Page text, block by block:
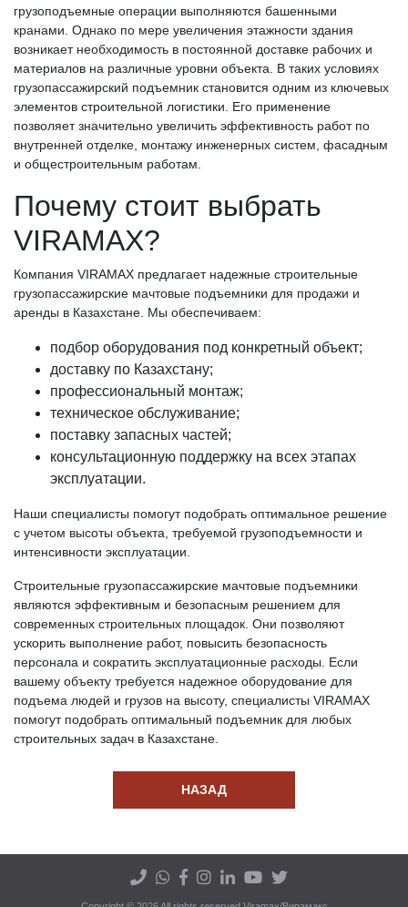
грузоподъемные операции выполняются башенными
кранами. Однако по мере увеличения этажности здания
возникает необходимость в постоянной доставке рабочих и
материалов на различные уровни объекта. В таких условиях
грузопассажирский подъемник становится одним из ключевых
элементов строительной логистики. Его применение
позволяет значительно увеличить эффективность работ по
внутренней отделке, монтажу инженерных систем, фасадным
и общестроительным работам.
Почему стоит выбрать
VIRAMAX?
Компания VIRAMAX предлагает надежные строительные
грузопассажирские мачтовые подъемники для продажи и
аренды в Казахстане. Мы обеспечиваем:
подбор оборудования под конкретный объект;
доставку по Казахстану;
профессиональный монтаж;
техническое обслуживание;
поставку запасных частей;
консультационную поддержку на всех этапах
эксплуатации.
Наши специалисты помогут подобрать оптимальное решение
с учетом высоты объекта, требуемой грузоподъемности и
интенсивности эксплуатации.
Строительные грузопассажирские мачтовые подъемники
являются эффективным и безопасным решением для
современных строительных площадок. Они позволяют
ускорить выполнение работ, повысить безопасность
персонала и сократить эксплуатационные расходы. Если
вашему объекту требуется надежное оборудование для
подъема людей и грузов на высоту, специалисты VIRAMAX
помогут подобрать оптимальный подъемник для любых
строительных задач в Казахстане.
НАЗАД